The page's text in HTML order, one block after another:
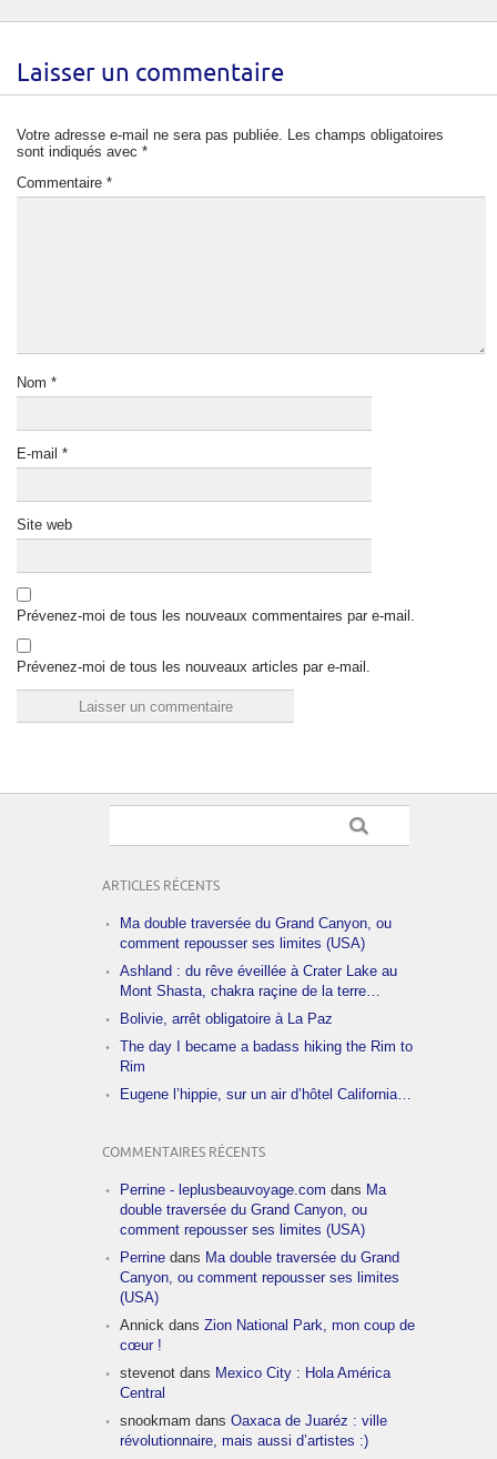
Laisser un commentaire
Votre adresse e-mail ne sera pas publiée. Les champs obligatoires
sont indiqués avec *
Commentaire *
Nom *
E-mail *
Site web
Prévenez-moi de tous les nouveaux commentaires par e-mail.
Prévenez-moi de tous les nouveaux articles par e-mail.
ARTICLES RÉCENTS
Ma double traversée du Grand Canyon, ou
comment repousser ses limites (USA)
Ashland : du rêve éveillée à Crater Lake au
Mont Shasta, chakra raçine de la terre…
Bolivie, arrêt obligatoire à La Paz
The day I became a badass hiking the Rim to
Rim
Eugene l’hippie, sur un air d’hôtel California…
COMMENTAIRES RÉCENTS
Perrine - leplusbeauvoyage.com dans Ma
double traversée du Grand Canyon, ou
comment repousser ses limites (USA)
Perrine dans Ma double traversée du Grand
Canyon, ou comment repousser ses limites
(USA)
Annick dans Zion National Park, mon coup de
cœur !
stevenot dans Mexico City : Hola América
Central
snookmam dans Oaxaca de Juaréz : ville
révolutionnaire, mais aussi d’artistes :)